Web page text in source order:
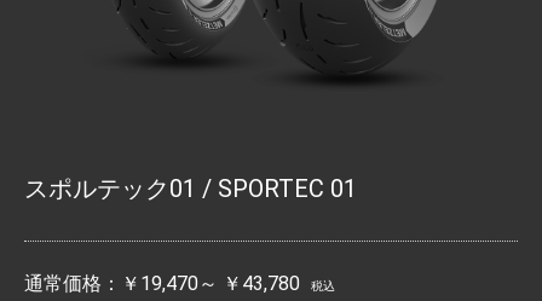
スポルテック01 / SPORTEC 01
通常価格： ￥19,470～ ￥43,780 税込